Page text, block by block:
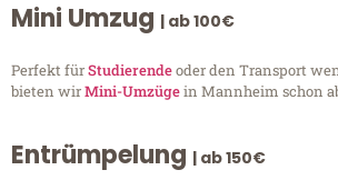
Mini Umzug | ab 100€
Perfekt fürStudierendeoder den Transport
bieten wirMini-Umzügein Mannheim schon
Entrümpelung | ab 150€